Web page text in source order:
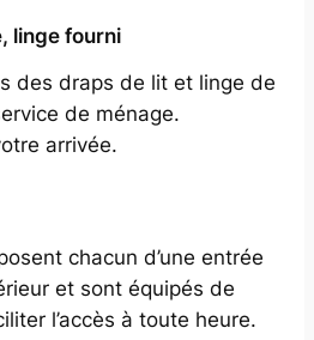
linge fourni
des draps de lit et linge de
de ménage.
arrivée.
chacun d’une entrée
et sont équipés de
l’accès à toute heure.